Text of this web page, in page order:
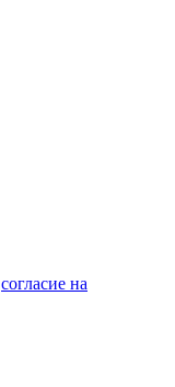
согласие на